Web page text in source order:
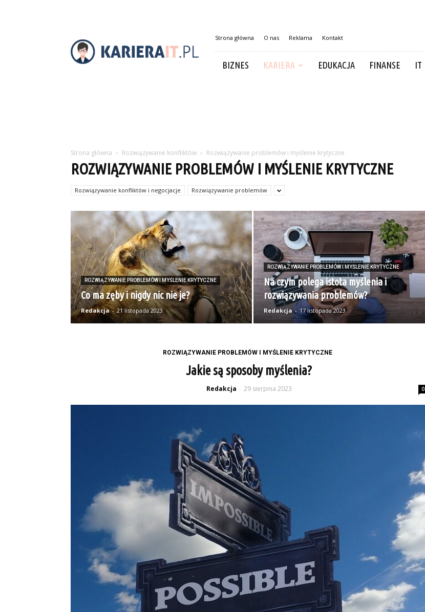
Strona główna O nas Reklama Kontakt
BIZNES KARIERA EDUKACJA FINANSE IT
Strona główna Rozwiązywanie konfliktów Rozwiązywanie problemów i myślenie krytyczne
ROZWIĄZYWANIE PROBLEMÓW I MYŚLENIE KRYTYCZNE
Rozwiązywanie konfliktów i negocjacje Rozwiązywanie problemów
ROZWIĄZYWANIE PROBLEMÓW I MYŚLENIE KRYTYCZNE
Co ma zęby i nigdy nic nie je?
Redakcja - 21 listopada 2023
ROZWIĄZYWANIE PROBLEMÓW I MYŚLENIE KRYTYCZNE
Na czym polega istota myślenia i
rozwiązywania problemów?
Redakcja - 17 listopada 2023
ROZWIĄZYWANIE PROBLEMÓW I MYŚLENIE KRYTYCZNE
Jakie są sposoby myślenia?
Redakcja - 29 sierpnia 2023 0